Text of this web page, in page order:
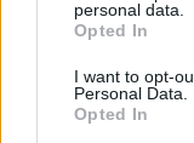
grant or deny
use your data for
consent section.
personal data.
Opted In
I want to opt-
Personal Data.
Opted In
Daudz
tā, cik
savas